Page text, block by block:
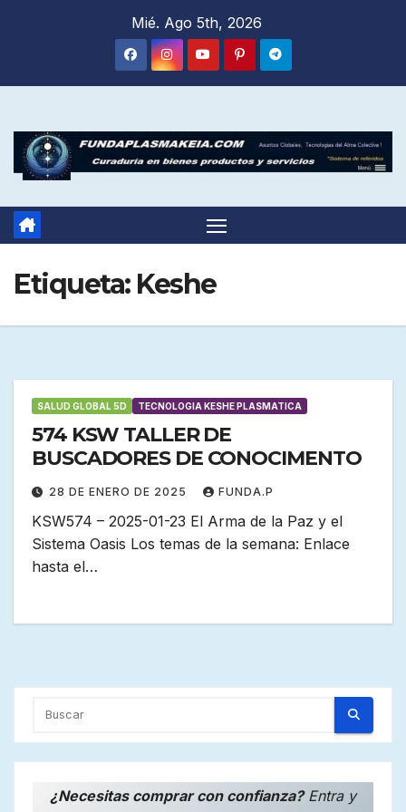
Mié. Ago 5th, 2026
Etiqueta: Keshe
SALUD GLOBAL 5D TECNOLOGIA KESHE PLASMATICA
574 KSW TALLER DE
BUSCADORES DE CONOCIMENTO
28 DE ENERO DE 2025 FUNDA.P
KSW574 – 2025-01-23 El Arma de la Paz y el
Sistema Oasis Los temas de la semana: Enlace
hasta el…
¿Necesitas comprar con confianza?Entra y